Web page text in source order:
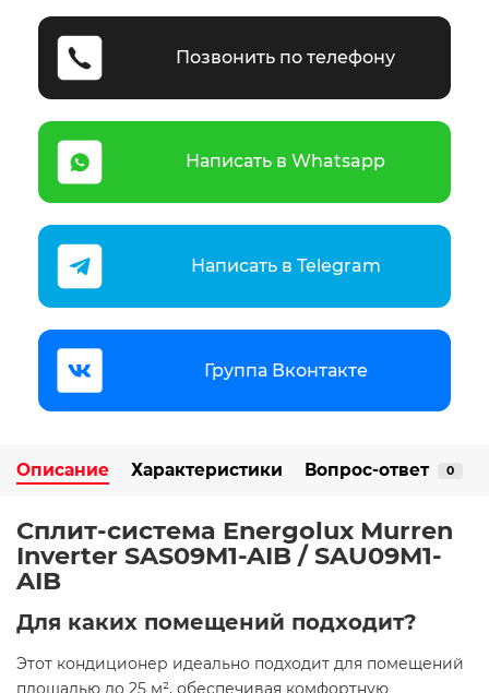
Позвонить по телефону
Написать в Whatsapp
Написать в Telegram
Группа Вконтакте
Описание Характеристики Вопрос-ответ 0
Сплит-система Energolux Murren
Inverter SAS09M1-AIB / SAU09M1-
AIB
Для каких помещений подходит?
Этот кондиционер идеально подходит для помещений
площадью до 25 м², обеспечивая комфортную